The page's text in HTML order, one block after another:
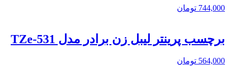
744,000 تومان
برچسب پرینتر لیبل زن برادر مدل TZe-531
564,000 تومان